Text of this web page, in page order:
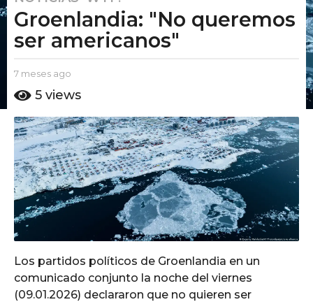
m
s
a
g
o
7
m
e
s
e
s
g
o
Groenlandia: "No queremos
ser americanos"
b
E
P
u
o
A
m
7 meses ago
e
e
s
a
g
o
5 views
Los partidos políticos de Groenlandia en un
comunicado conjunto la noche del viernes
(09.01.2026) declararon que no quieren ser